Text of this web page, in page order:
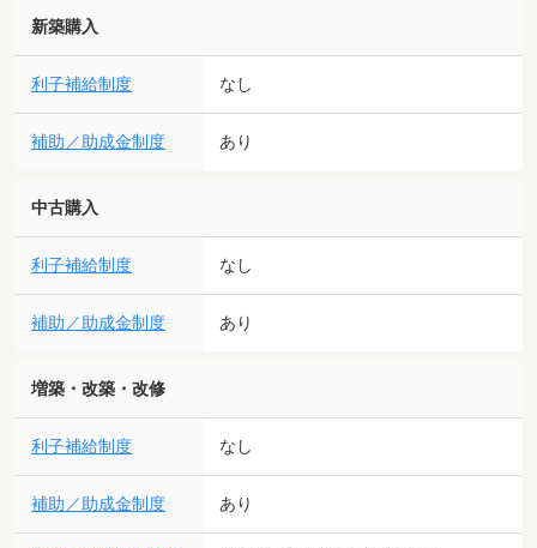
新築購入
利子補給制度 なし
補助／助成金制度 あり
中古購入
利子補給制度 なし
補助／助成金制度 あり
増築・改築・改修
利子補給制度 なし
補助／助成金制度 あり